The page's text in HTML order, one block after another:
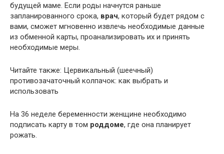
будущей маме. Если роды начнутся раньше
запланированного срока, врач, который будет рядом с
вами, сможет мгновенно извлечь необходимые данные
из обменной карты, проанализировать их и принять
необходимые меры.
Читайте также: Цервикальный (шеечный)
противозачаточный колпачок: как выбрать и
использовать
На 36 неделе беременности женщине необходимо
подписать карту в том роддоме, где она планирует
рожать.